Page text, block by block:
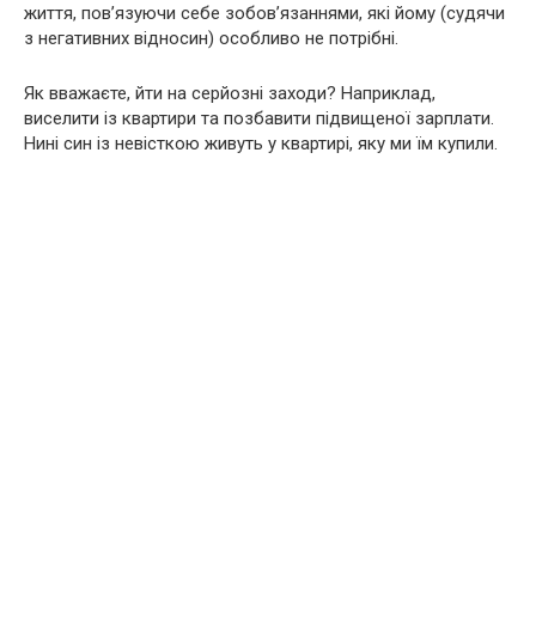
життя, пов’язуючи себе зобов’язаннями, які йому (судячи
з негативних відносин) особливо не потрібні.
Як вважаєте, йти на серйозні заходи? Наприклад,
виселити із квартири та позбавити підвищеної зарплати.
Нині син із невісткою живуть у квартирі, яку ми їм купили.